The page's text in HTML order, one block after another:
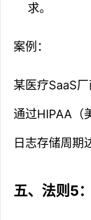
求。
案例：
某医疗SaaS
通过HIPAA（
日志存储周期
五、法则5